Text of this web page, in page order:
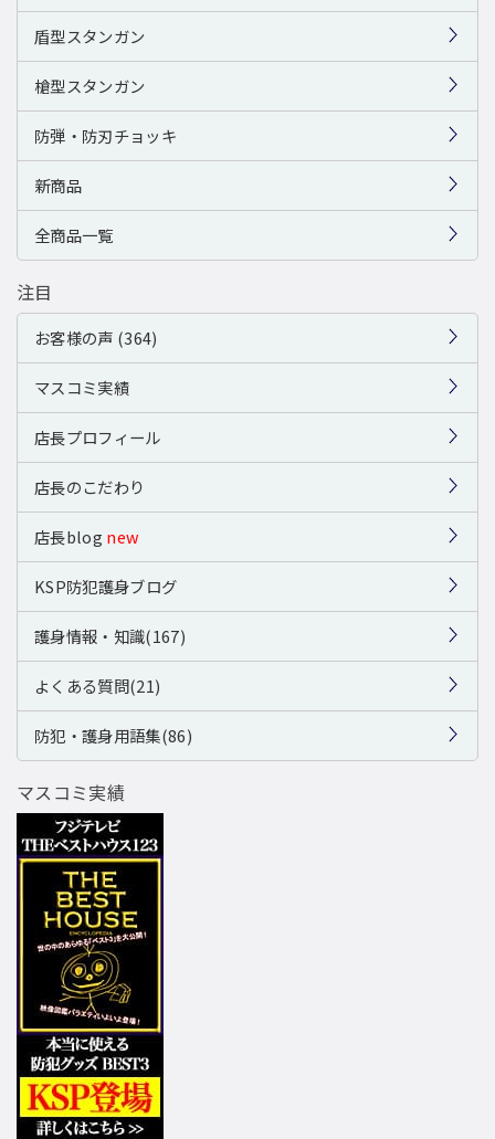
盾型スタンガン
槍型スタンガン
防弾・防刃チョッキ
新商品
全商品一覧
注目
お客様の声 (364)
マスコミ実績
店長プロフィール
店長のこだわり
店長blog new
KSP防犯護身ブログ
護身情報・知識(167)
よくある質問(21)
防犯・護身用語集(86)
マスコミ実績